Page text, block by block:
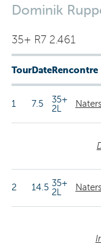
Dominik
35+ R7 2.461
TourDateRencontre
1 7.5
35+
2L
2 14.5 35+
2L